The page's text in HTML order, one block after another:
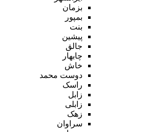
بزمان
بمپور
بنت
پیشین
جالق
چابهار
خاش
دوست محمد
راسک
زابل
زابلی
زهک
سراوان